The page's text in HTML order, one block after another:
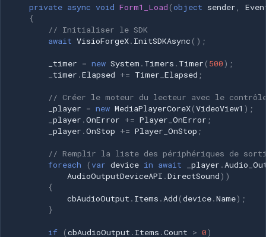
EverFocus
private async void Form1_Load (object sender ,
{
// Initialiser le SDK
await VisioForgeX. InitSDKAsync ();
_timer = new System . Timers . Timer ( 500);
_timer .Elapsed += Timer_Elapsed ;
// Créer le moteur du lecteur avec le contrôle
_player = new MediaPlayerCoreX(VideoView1 );
_player .OnError += Player_OnError ;
_player .OnStop += Player_OnStop ;
// Remplir la liste des périphériques de
foreach
( var device in await _player .
AudioOutputDeviceAPI .DirectSound))
{
cbAudioOutput . Items .Add (device.Name);
}
if (cbAudioOutput . Items .Count > 0)